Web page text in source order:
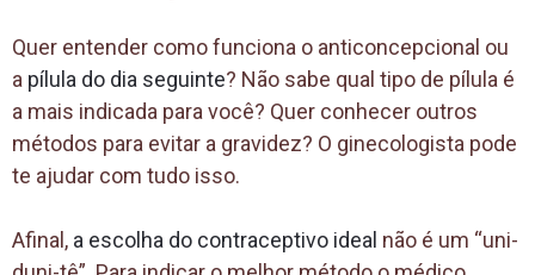
Quer entender como funciona o anticoncepcional ou
a pílula do dia seguinte? Não sabe qual tipo de pílula é
a mais indicada para você? Quer conhecer outros
métodos para evitar a gravidez? O ginecologista pode
te ajudar com tudo isso.
Afinal, a escolha do contraceptivo ideal não é um “uni-